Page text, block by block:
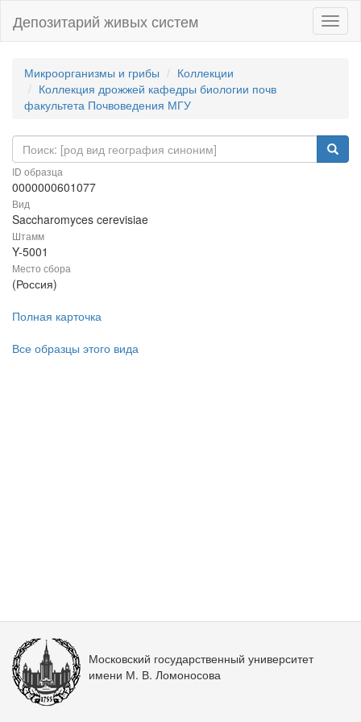
Депозитарий живых систем
Микроорганизмы и грибы
Коллекции
Коллекция дрожжей кафедры биологии почв
факультета Почвоведения МГУ
ID образца
0000000601077
Вид
Saccharomyces cerevisiae
Штамм
Y-5001
Место сбора
(Россия)
Полная карточка
Все образцы этого вида
Московский государственный университет
имени М. В. Ломоносова